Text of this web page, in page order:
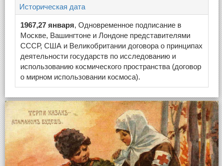
Историческая дата
1967,27 января, Одновременное подписание в
Москве, Вашингтоне и Лондоне представителями
СССР, США и Великобритании договора о принципах
деятельности государств по исследованию и
использованию космического пространства (договор
о мирном использовании космоса).